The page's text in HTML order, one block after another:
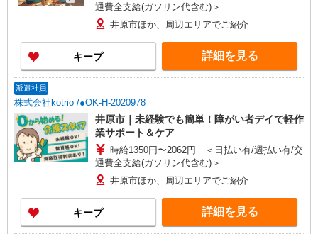
通費全支給(ガソリン代含む)＞
井原市ほか、周辺エリアでご紹介
キープ 詳細を見る
派遣社員
株式会社kotrio /●OK-H-2020978
井原市｜未経験でも簡単！障がい者デイで軽作
業サポート＆ケア
時給1350円〜2062円 ＜日払い有/週払い有/交
通費全支給(ガソリン代含む)＞
井原市ほか、周辺エリアでご紹介
キープ 詳細を見る